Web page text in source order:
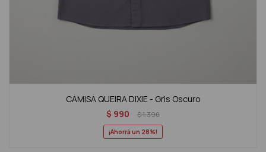
CAMISA QUEIRA DIXIE - Gris Oscuro
$ 990 $1.390
28